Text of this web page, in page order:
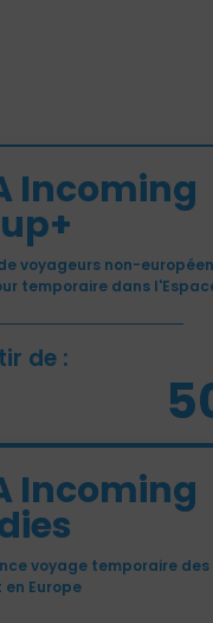
Incoming
voyageurs non-
temporaire dans
de :
Incoming
voyage temporaire
Europe